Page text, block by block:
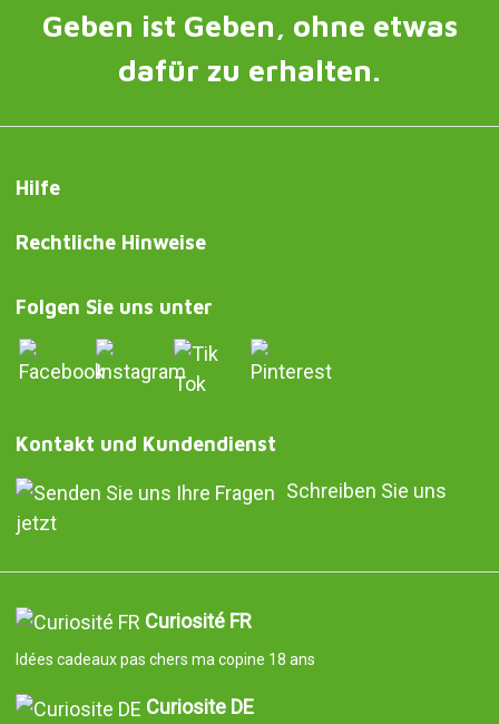
Geben ist Geben, ohne etwas
dafür zu erhalten.
Hilfe
Rechtliche Hinweise
Folgen Sie uns unter
Kontakt und Kundendienst
Schreiben Sie uns
jetzt
Curiosité FR
Idées cadeaux pas chers ma copine 18 ans
Curiosite DE